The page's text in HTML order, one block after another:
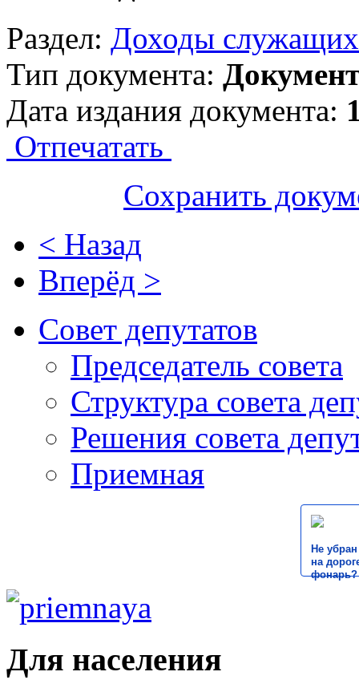
Раздел: Доходы служащих
Тип документа:
Дата издания документа:
Отпечатать
Сохранить
< Назад
Вперёд >
Совет депутатов
Председатель совета
Структура совета
Решения совета
Приемная
Не
на
фонарь?
Для населения